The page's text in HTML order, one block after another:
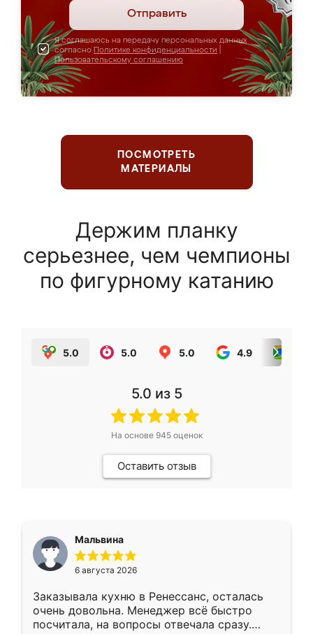
Отправить
Я соглашаюсь на передачу персональных данных
согласно Политике конфиденциальности
Пользовательскому соглашению
ПОСМОТРЕТЬ
МАТЕРИАЛЫ
Держим планку
серьезнее, чем чемпионы
по фигурному катанию
5.0 5.0 5.0 4.9
5.0 из 5
На основе 945оценок
Оставить отзыв
Мальвина
6 августа 2026
Заказывала кухню в Ренессанс, осталась
очень довольна. Менеджер всё быстро
посчитала, на вопросы отвечала сразу.